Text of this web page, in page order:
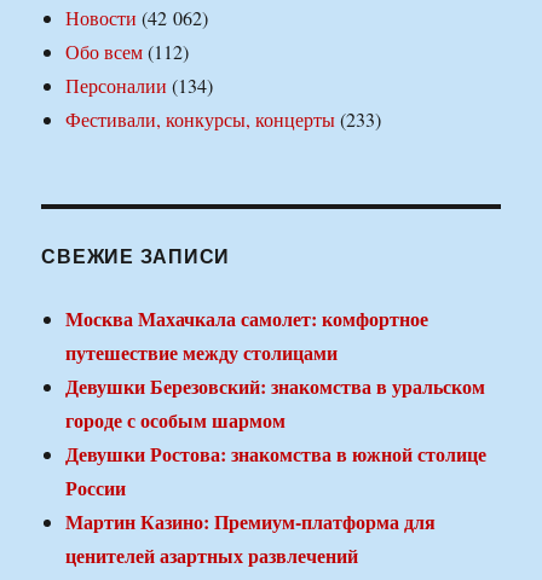
Новости (42 062)
Обо всем(112)
Персоналии (134)
Фестивали, конкурсы, концерты(233)
СВЕЖИЕ ЗАПИСИ
Москва Махачкала самолет: комфортное
путешествие между столицами
Девушки Березовский: знакомства в уральском
городе с особым шармом
Девушки Ростова: знакомства в южной столице
России
Мартин Казино: Премиум-платформа для
ценителей азартных развлечений